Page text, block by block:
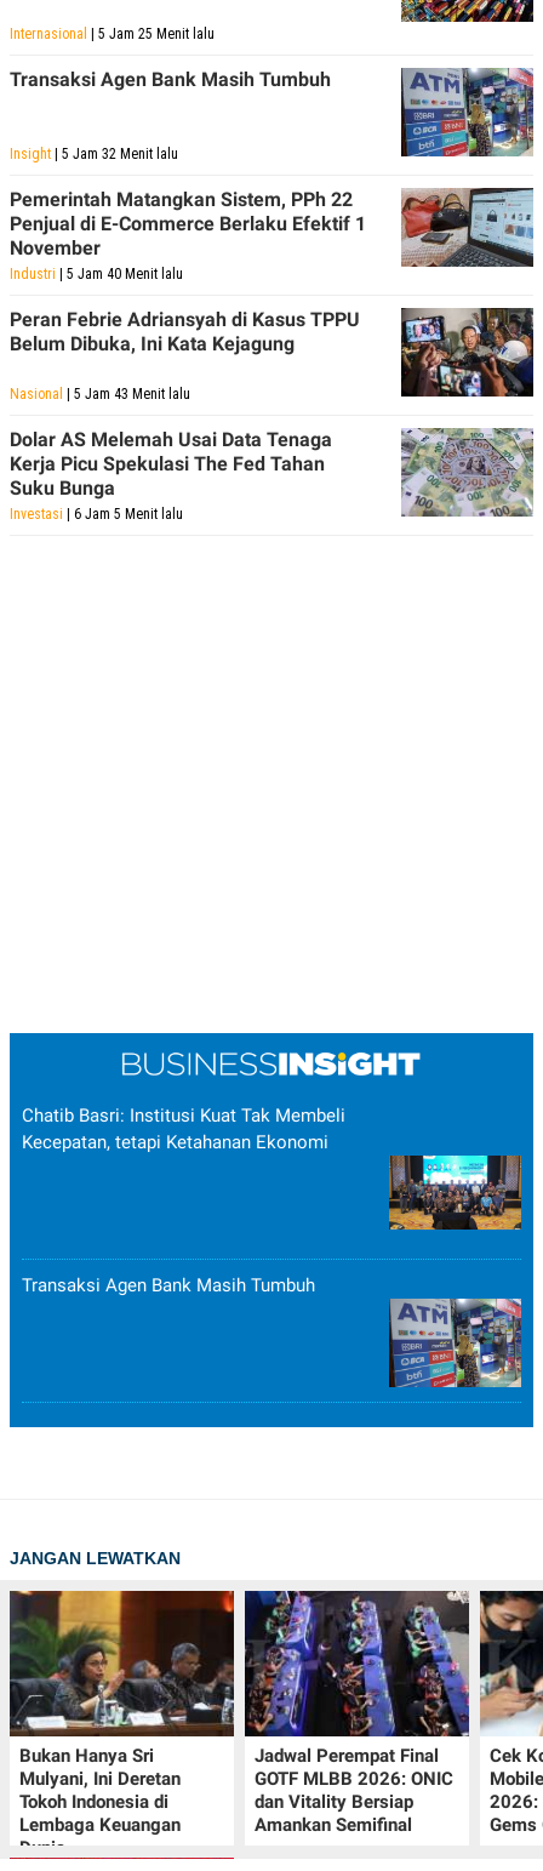
Internasional | 5 Jam 25 Menit lalu
Transaksi Agen Bank Masih Tumbuh
Insight | 5 Jam 32 Menit lalu
Pemerintah Matangkan Sistem, PPh 22
Penjual di E-Commerce Berlaku Efektif 1
November
Industri | 5 Jam 40 Menit lalu
Peran Febrie Adriansyah di Kasus TPPU
Belum Dibuka, Ini Kata Kejagung
Nasional | 5 Jam 43 Menit lalu
Dolar AS Melemah Usai Data Tenaga
Kerja Picu Spekulasi The Fed Tahan
Suku Bunga
Investasi | 6 Jam 5 Menit lalu
Chatib Basri: Institusi Kuat Tak Membeli
Kecepatan, tetapi Ketahanan Ekonomi
Transaksi Agen Bank Masih Tumbuh
JANGAN LEWATKAN
Bukan Hanya Sri
Mulyani, Ini Deretan
Tokoh Indonesia di
Lembaga Keuangan
Dunia
Jadwal Perempat Final
GOTF MLBB 2026: ONIC
dan Vitality Bersiap
Amankan Semifinal
Cek
2026:
Gems